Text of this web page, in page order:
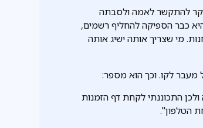
בוקר להתקשר לאמה ולסבתה
כבר הספיקה להחליף רשמים,
מי שצריך אותה ישיג אותה
מעבר לקו. וכך הוא מספר:
התכוננתי לקחת דף הזמנות
הטלפון".